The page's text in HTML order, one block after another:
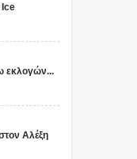
εκλογών...
Αλέξη